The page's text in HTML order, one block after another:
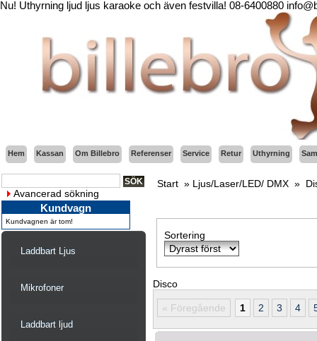
Nu! Uthyrning ljud ljus karaoke och även festvilla! 08-6400880
Hem Kassan Om Billebro Referenser Service Retur Uthyrning
Avancerad sökning
Kundvagn
Kundvagnen är tom!
Laddbart Ljus
Mikrofoner
Laddbart ljud
Start » Ljus/Laser/LED/ DMX »
Sortering
Disco
« Föregående 1 2 3 4